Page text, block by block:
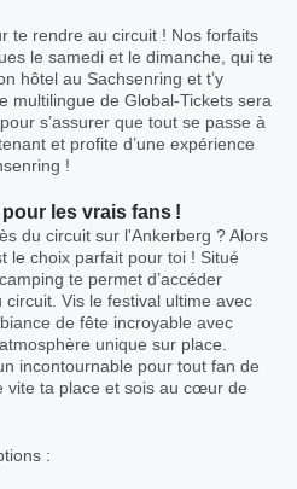
te rendre au circuit ! Nos forfaits
le samedi et le dimanche, qui te
hôtel au Sachsenring et t’y
multilingue de Global-Tickets sera
s’assurer que tout se passe à
et profite d’une expérience
!
les vrais fans !
du circuit sur l'Ankerberg ? Alors
le choix parfait pour toi ! Situé
te permet d’accéder
Vis le festival ultime avec
de fête incroyable avec
unique sur place.
incontournable pour tout fan de
vite ta place et sois au cœur de
: